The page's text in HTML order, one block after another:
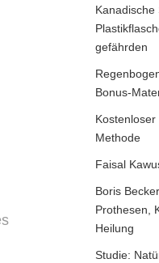
Kanadische
gefährden
Bonus-
Methode
Faisal
Boris
Prothesen,
Heilung
Studie: